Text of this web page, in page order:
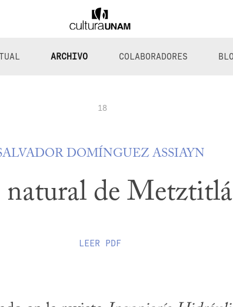
ARCHIVO COLABORADORES
18
DOMÍNGUEZ ASSIAYN
de
LEER PDF